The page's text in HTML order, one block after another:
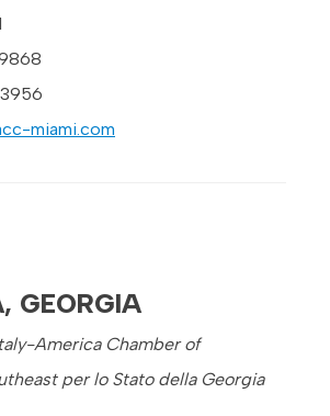
miami.com
GEORGIA
America Chamber of
per lo Stato della Georgia